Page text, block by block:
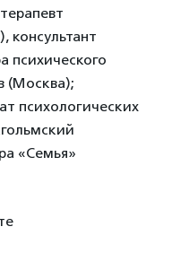
консультант
психического
(Москва);
психологических
«Семья»